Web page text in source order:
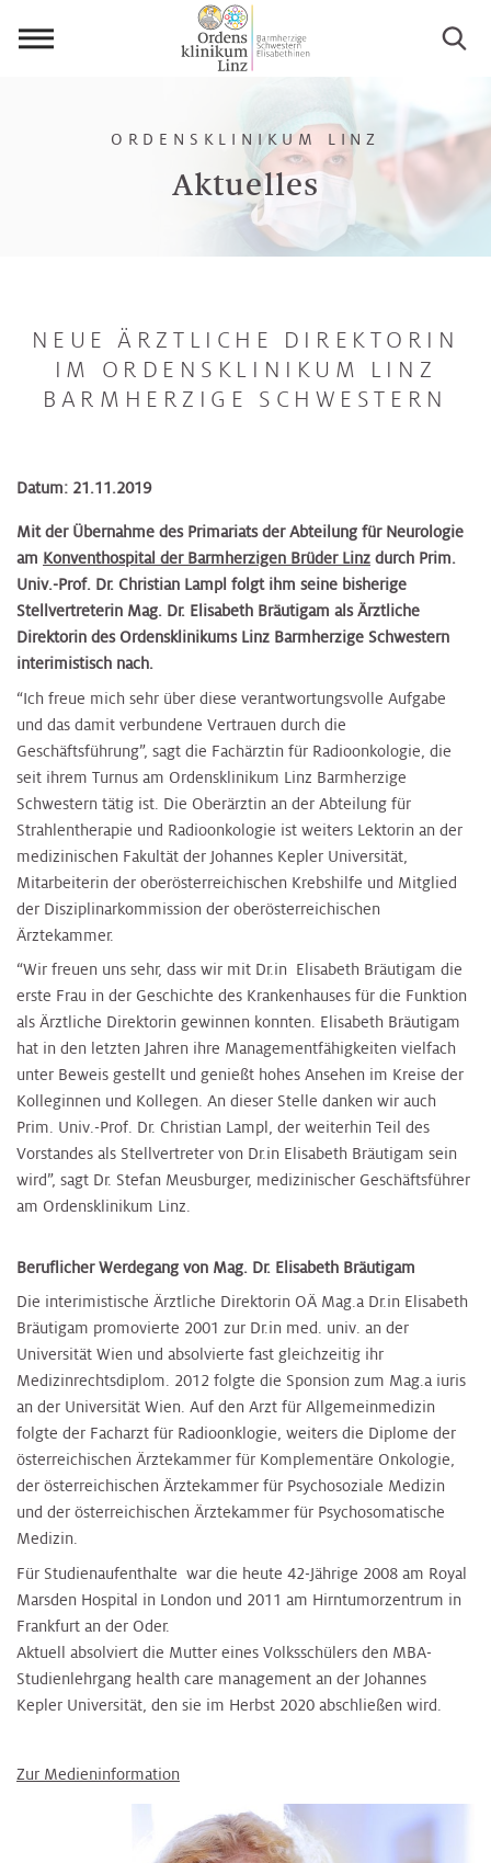
Aktuelles
ORDENSKLINIKUM LINZ
NEUE ÄRZTLICHE DIREKTORIN
IM ORDENSKLINIKUM LINZ
BARMHERZIGE SCHWESTERN
Datum: 21.11.2019
Mit der Übernahme des Primariats der Abteilung für Neurologie
am Konventhospital der Barmherzigen Brüder Linz durch Prim.
Univ.-Prof. Dr. Christian Lampl folgt ihm seine bisherige
Stellvertreterin Mag. Dr. Elisabeth Bräutigam als Ärztliche
Direktorin des Ordensklinikums Linz Barmherzige Schwestern
interimistisch nach.
“Ich freue mich sehr über diese verantwortungsvolle Aufgabe
und das damit verbundene Vertrauen durch die
Geschäftsführung”, sagt die Fachärztin für Radioonkologie, die
seit ihrem Turnus am Ordensklinikum Linz Barmherzige
Schwestern tätig ist. Die Oberärztin an der Abteilung für
Strahlentherapie und Radioonkologie ist weiters Lektorin an der
medizinischen Fakultät der Johannes Kepler Universität,
Mitarbeiterin der oberösterreichischen Krebshilfe und Mitglied
der Disziplinarkommission der oberösterreichischen
Ärztekammer.
“Wir freuen uns sehr, dass wir mit Dr.in Elisabeth Bräutigam die
erste Frau in der Geschichte des Krankenhauses für die Funktion
als Ärztliche Direktorin gewinnen konnten. Elisabeth Bräutigam
hat in den letzten Jahren ihre Managementfähigkeiten vielfach
unter Beweis gestellt und genießt hohes Ansehen im Kreise der
Kolleginnen und Kollegen. An dieser Stelle danken wir auch
Prim. Univ.-Prof. Dr. Christian Lampl, der weiterhin Teil des
Vorstandes als Stellvertreter von Dr.in Elisabeth Bräutigam sein
wird”, sagt Dr. Stefan Meusburger, medizinischer Geschäftsführer
am Ordensklinikum Linz.
Beruflicher Werdegang von Mag. Dr. Elisabeth Bräutigam
Die interimistische Ärztliche Direktorin OÄ Mag.a Dr.in Elisabeth
Bräutigam promovierte 2001 zur Dr.in med. univ. an der
Universität Wien und absolvierte fast gleichzeitig ihr
Medizinrechtsdiplom. 2012 folgte die Sponsion zum Mag.a iuris
an der Universität Wien. Auf den Arzt für Allgemeinmedizin
folgte der Facharzt für Radioonklogie, weiters die Diplome der
österreichischen Ärztekammer für Komplementäre Onkologie,
der österreichischen Ärztekammer für Psychosoziale Medizin
und der österreichischen Ärztekammer für Psychosomatische
Medizin.
Für Studienaufenthalte war die heute 42-Jährige 2008 am Royal
Marsden Hospital in London und 2011 am Hirntumorzentrum in
Frankfurt an der Oder.
Aktuell absolviert die Mutter eines Volksschülers den MBA-
Studienlehrgang health care management an der Johannes
Kepler Universität, den sie im Herbst 2020 abschließen wird.
Zur Medieninformation